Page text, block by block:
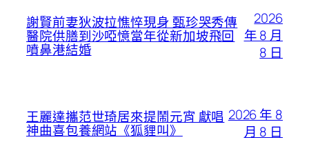
謝賢前妻狄波拉憔悴現身 甄珍哭秀傳
醫院供膳到沙啞憶當年從新加坡飛回
噴鼻港結婚
2026
年 8 月
8 日
王麗達攜范世琦居來提鬧元宵 獻唱
神曲喜包養網站《狐貍叫》
2026 年 8
月 8 日